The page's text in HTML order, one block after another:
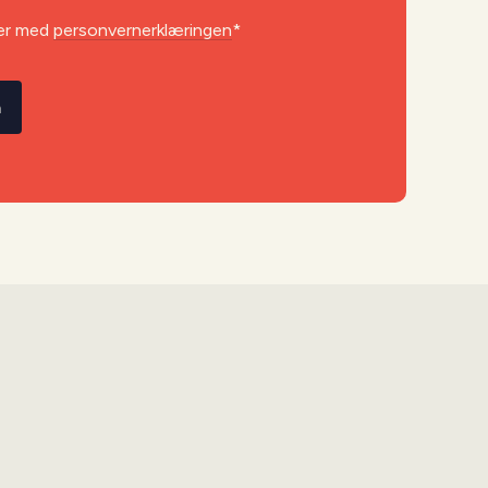
med personvernerklæringen*